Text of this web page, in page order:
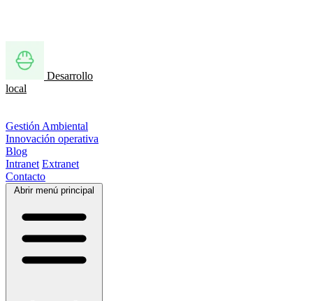
Desarrollo
local
Gestión Ambiental
Innovación operativa
Blog
Intranet Extranet
Contacto
Abrir menú principal